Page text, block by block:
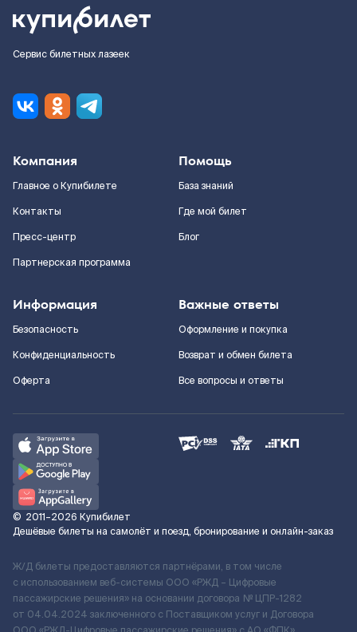
Сервис билетных лазеек
Компания
Главное о Купибилете
Контакты
Пресс-центр
Партнерская программа
Помощь
База знаний
Где мой билет
Блог
Информация
Безопасность
Конфиденциальность
Оферта
Важные ответы
Оформление и покупка
Возврат и обмен билета
Все вопросы и ответы
© 2011–2026 Купибилет
Дешёвые билеты на самолёт и поезд, бронирование и онлайн-заказ
Ж/Д билеты предоставляются партнёрами, в том числе
с использованием веб-системы ООО «РЖД – Цифровые
пассажирские решения» на основании договора № ЦПР-1282
от 04.04.2024 заключенного с Поставщиком услуг и Договора